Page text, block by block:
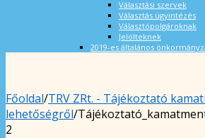
Választási szervek
Választás ügyintézés
Választópolgároknak
Jelölteknek
2019-es általános
Főoldal/TRV ZRt. - Tájékoztató
lehetőségről/
2